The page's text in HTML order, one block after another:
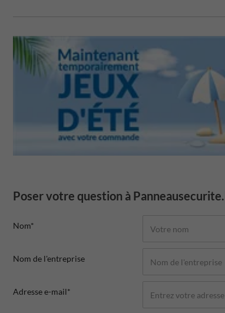
Poser votre question à
Nom*
Nom de l'entreprise
Adresse e-mail*